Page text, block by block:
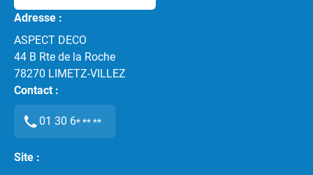
Adresse :
ASPECT DECO
44 B Rte de la Roche
78270 LIMETZ-VILLEZ
Contact :
01 30 6* ** **
Site :